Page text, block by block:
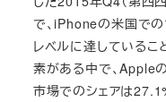
で、iPhoneの米国で
レベルに達している
素がある中で、Apple
市場でのシェアは